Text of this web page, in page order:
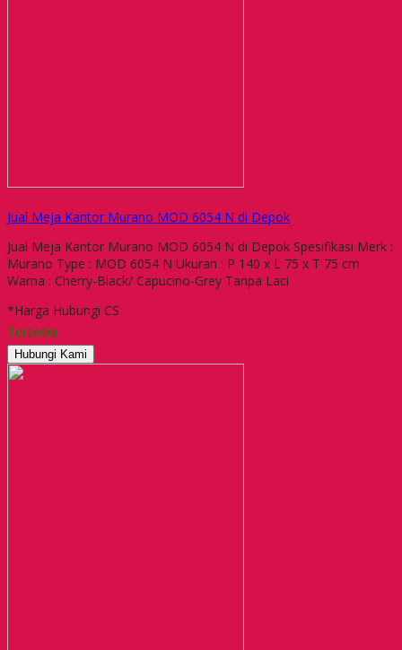
Jual Meja Kantor Murano MOD 6054 N di Depok
Jual Meja Kantor Murano MOD 6054 N di Depok Spesifikasi Merk :
Murano Type : MOD 6054 N Ukuran : P 140 x L 75 x T 75 cm
Warna : Cherry-Black/ Capucino-Grey Tanpa Laci
*Harga Hubungi CS
Tersedia
Hubungi Kami